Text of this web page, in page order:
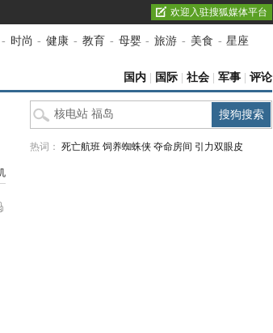
欢迎入驻搜狐媒体平台
- 时尚 - 健康 - 教育 - 母婴 - 旅游 - 美食 - 星座
国内 国际 社会 军事 评论
热词： 死亡航班 饲养蜘蛛侠 夺命房间 引力双眼皮